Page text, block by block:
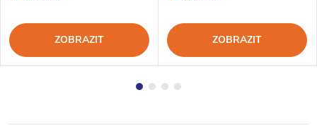
ZOBRAZIT ZOBRAZIT